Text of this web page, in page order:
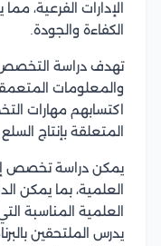
الإدارات الفرعية،
الكفاءة والجودة.
تهدف دراسة التخصص
والمعلومات
اكتسابهم مهارات
المتعلقة بإنتاج
يمكن دراسة تخصص
العلمية، بما يمكن
العلمية المناسبة
يدرس الملتحقين